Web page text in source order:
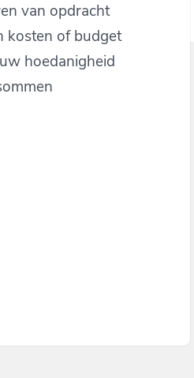
van opdracht
kosten of budget
hoedanigheid